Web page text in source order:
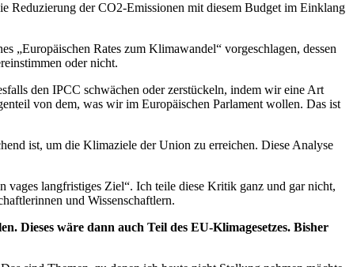
Reduzierung der CO2-Emissionen mit diesem Budget im Einklang
„Europäischen Rates zum Klimawandel“ vorgeschlagen, dessen
oder nicht.
den IPCC schwächen oder zerstückeln, indem wir eine Art
von dem, was wir im Europäischen Parlament wollen. Das ist
ist, um die Klimaziele der Union zu erreichen. Diese Analyse
vages langfristiges Ziel“. Ich teile diese Kritik ganz und gar nicht,
und Wissenschaftlern.
Dieses wäre dann auch Teil des EU-Klimagesetzes. Bisher